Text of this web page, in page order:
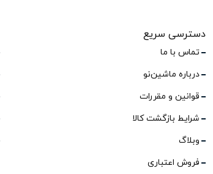
دسترسی سریع
تماس با ما
درباره ماشین‌نو
قوانین و مقررات
شرایط بازگشت کالا
وبلاگ
فروش اعتباری